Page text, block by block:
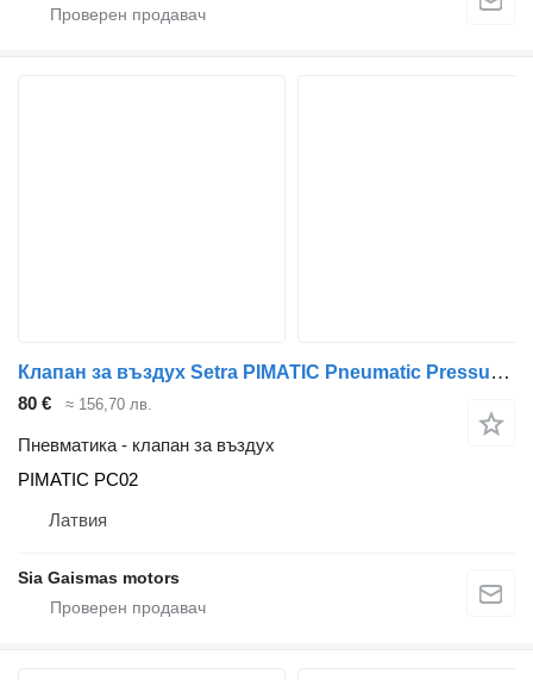
Клапан за въздух Setra PIMATIC Pneumatic Pressure Regulator PC02 PIMATIC PC02 за автобус Setra
80 € ≈ 156,70 лв.
Пневматика - клапан за въздух
PIMATIC PC02
Латвия
Sia Gaismas motors